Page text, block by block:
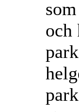
och